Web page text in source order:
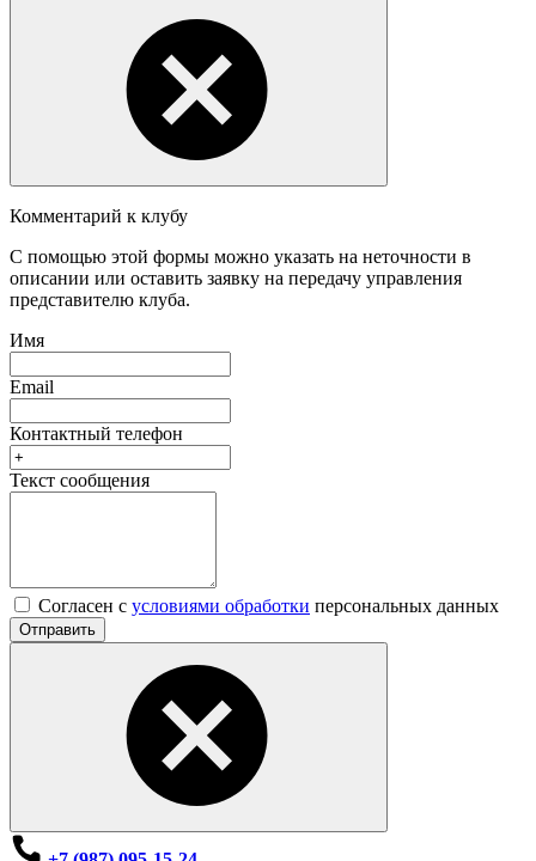
Комментарий к клубу
С помощью этой формы можно указать на неточности в
описании или оставить заявку на передачу управления
представителю клуба.
Имя
Email
Контактный телефон
Текст сообщения
Согласен с условиями обработки персональных данных
Отправить